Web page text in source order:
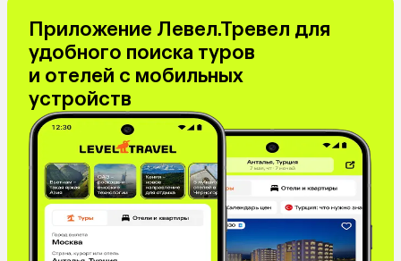
Приложение Левел.Тревел для
удобного поиска туров
и отелей с мобильных
устройств